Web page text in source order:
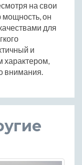
на свои
он
для
и
характером,
внимания.